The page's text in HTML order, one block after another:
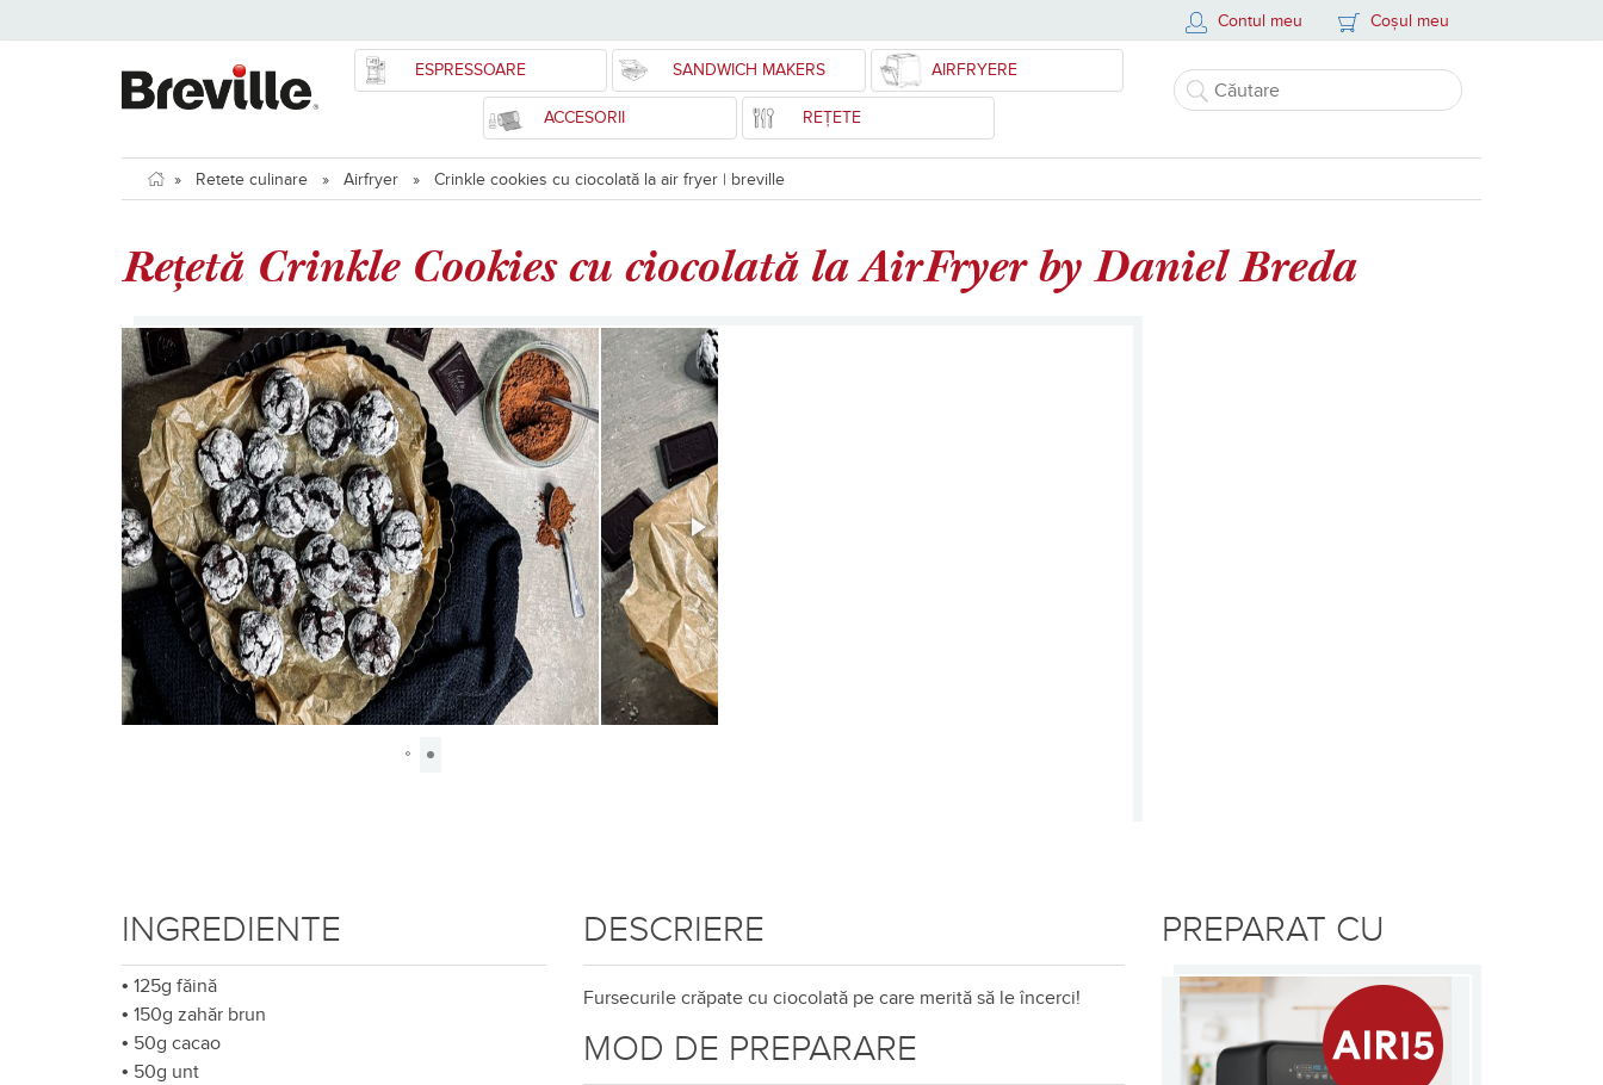
Contul meu Coșul meu
ESPRESSOARE SANDWICH MAKERS AIRFRYERE
ACCESORII REȚETE
» Retete culinare » Airfryer » Crinkle cookies cu ciocolată la air fryer | breville
Rețetă Crinkle Cookies cu ciocolată la AirFryer by Daniel Breda
INGREDIENTE
• 125g făină
• 150g zahăr brun
• 50g cacao
• 50g unt
DESCRIERE
Fursecurile crăpate cu ciocolată pe care merită să le încerci!
MOD DE PREPARARE
PREPARAT CU